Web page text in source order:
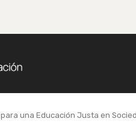
una Educación Justa en